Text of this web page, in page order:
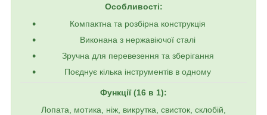
Особливості:
Компактна та розбірна конструкція
Виконана з нержавіючої сталі
Зручна для перевезення та зберігання
Поєднує кілька інструментів в одному
Функції (16 в 1):
Лопата, мотика, ніж, викрутка, свисток, склобій,